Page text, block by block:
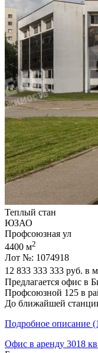
Теплый стан
ЮЗАО
Профсоюзная ул
4400 м2
Лот №: 1074918
12 833 333 333 руб. в
Предлагается офис в
Профсоюзной 125 в
До ближайшей
Подробное описание
Офис в аренду 3018